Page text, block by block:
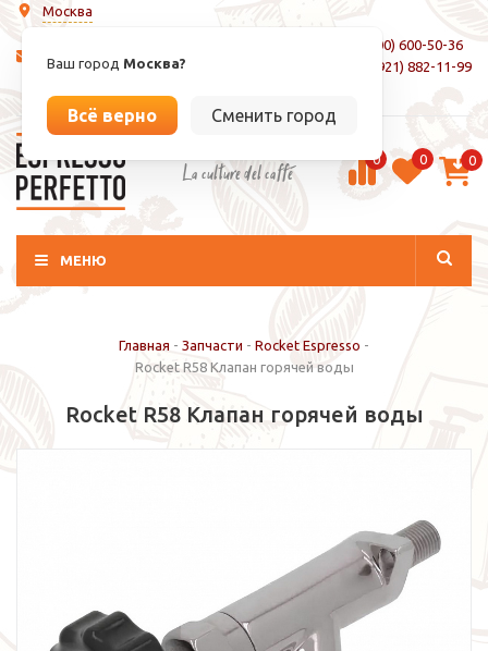
Москва
Ваш город Москва?
Всё верно Сменить город
info@espressoperfetto.ru
8 (800) 600-50-36
+7 (921) 882-11-99
La culture del caffé 0 0 0
МЕНЮ
Главная - Запчасти - Rocket Espresso -
Rocket R58 Клапан горячей воды
Rocket R58 Клапан горячей воды